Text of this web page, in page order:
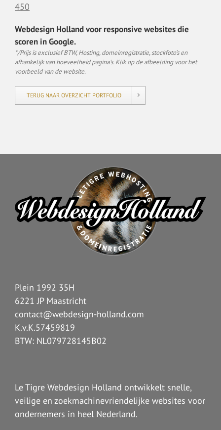
450
Webdesign Holland voor responsive websites die
scoren in Google.
*/Prijs is exclusief BTW, Hosting, domeinregistratie, stockfoto’s en
afhankelijk van hoeveelheid pagina’s. Klik op de afbeelding voor het
voorbeeld van de website.
TERUG NAAR OVERZICHT PORTFOLIO
Plein 1992 35H
6221 JP Maastricht
contact@webdesign-holland.com
K.v.K.57459819
BTW: NL079728145B02
Le Tigre Webdesign Holland ontwikkelt snelle,
veilige en zoekmachinevriendelijke websites voor
ondernemers in heel Nederland.